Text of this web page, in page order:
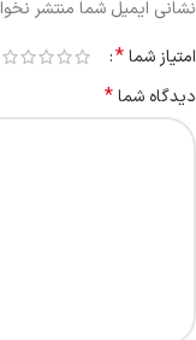
نشانی ایمیل شما منتشر
امتیاز شما*
دیدگاه شما*